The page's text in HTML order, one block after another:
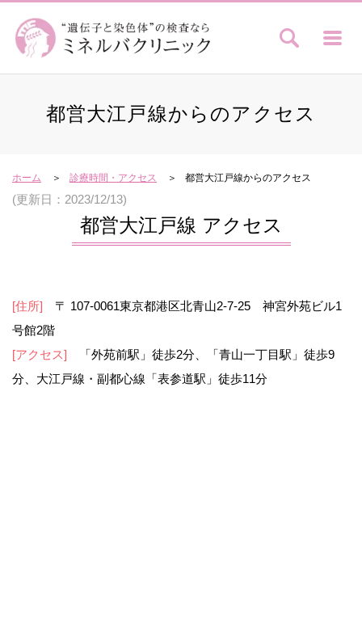
都営大江戸線からのアクセス
ホーム 診療時間・アクセス 都営大江戸線からのアクセス
(更新日：2023/12/13)
都営大江戸線 アクセス
[住所] 〒 107-0061東京都港区北青山2-7-25 神宮外苑ビル1
号館2階
[アクセス] 「外苑前駅」徒歩2分、「青山一丁目駅」徒歩9
分、大江戸線・副都心線「表参道駅」徒歩11分